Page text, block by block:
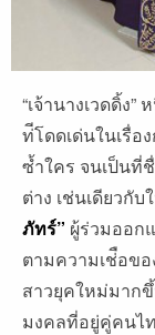
“เจ้านางเวดดิ้ง
ท่ีโดดเด่นในเรื่อ
ซ้ำใคร จนเป็นที่
ต่าง เช่นเดียวกั
ภัทร์” ผู้ร่วมออก
ตามความเช่ือข
สาวยุคใหม่มาก
มงคลที่อยู่คู่คนไ